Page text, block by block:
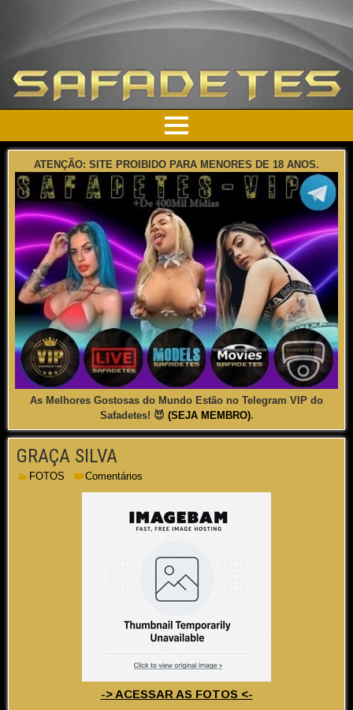
ATENÇÃO: SITE PROIBIDO PARA MENORES DE 18 ANOS.
As Melhores Gostosas do Mundo Estão no Telegram VIP do
Safadetes! 😈 (SEJA MEMBRO).
GRAÇA SILVA
FOTOS Comentários
-> ACESSAR AS FOTOS <-